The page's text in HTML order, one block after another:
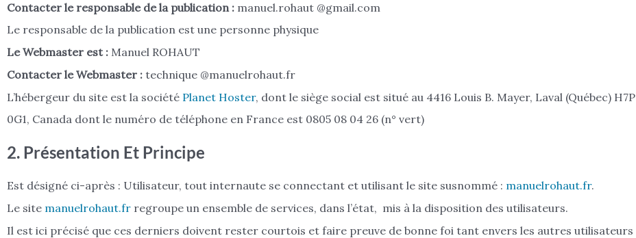
Contacter le responsable de la publication : manuel.rohaut @gmail.com
Le responsable de la publication est une personne physique
Le Webmaster est : Manuel ROHAUT
Contacter le Webmaster : technique @manuelrohaut.fr
L’hébergeur du site est la société Planet Hoster, dont le siège social est situé au 4416 Louis B. Mayer, Laval (Québec) H7P
0G1, Canada dont le numéro de téléphone en France est 0805 08 04 26 (n° vert)
2. Présentation Et Principe
Est désigné ci-après : Utilisateur, tout internaute se connectant et utilisant le site susnommé : manuelrohaut.fr.
Le site manuelrohaut.fr regroupe un ensemble de services, dans l’état, mis à la disposition des utilisateurs.
Il est ici précisé que ces derniers doivent rester courtois et faire preuve de bonne foi tant envers les autres utilisateurs